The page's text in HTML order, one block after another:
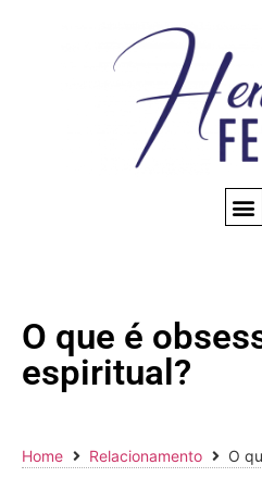
O que é
espiritual?
Home Relacionamento O